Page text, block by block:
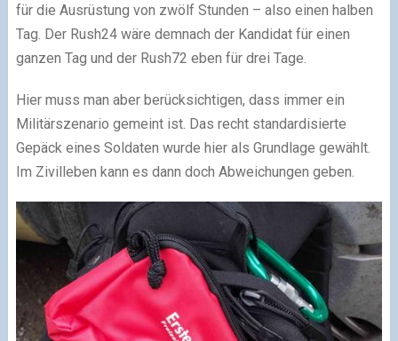
für die Ausrüstung von zwölf Stunden – also einen halben
Tag. Der Rush24 wäre demnach der Kandidat für einen
ganzen Tag und der Rush72 eben für drei Tage.
Hier muss man aber berücksichtigen, dass immer ein
Militärszenario gemeint ist. Das recht standardisierte
Gepäck eines Soldaten wurde hier als Grundlage gewählt.
Im Zivilleben kann es dann doch Abweichungen geben.